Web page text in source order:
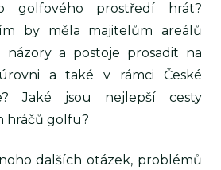
golfového prostředí hrát?
by měla majitelům areálů
názory a postoje prosadit na
a také v rámci České
Jaké jsou nejlepší cesty
hráčů golfu?
dalších otázek, problémů